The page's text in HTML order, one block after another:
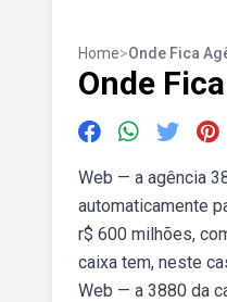
Home>Onde Fica
Onde
Web — a agência
automaticamente
r$ 600 milhões,
caixa tem, neste
Web — a 3880 da